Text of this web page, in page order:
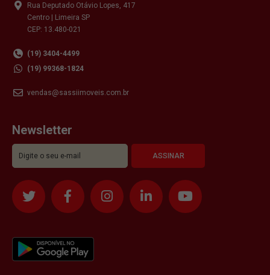
Rua Deputado Otávio Lopes, 417
Centro | Limeira SP
CEP: 13.480-021
(19) 3404-4499
(19) 99368-1824
vendas@sassiimoveis.com.br
Newsletter